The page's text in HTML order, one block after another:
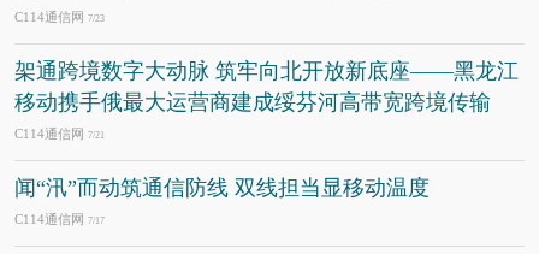
C114通信网 7/23
架通跨境数字大动脉 筑牢向北开放新底座——黑龙江
移动携手俄最大运营商建成绥芬河高带宽跨境传输
C114通信网 7/21
闻“汛”而动筑通信防线 双线担当显移动温度
C114通信网 7/17